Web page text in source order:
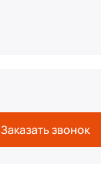
Заказать звонок